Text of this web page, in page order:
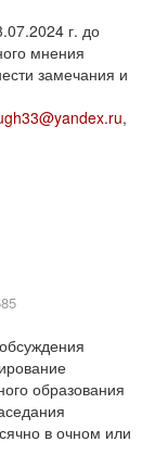
г. до
мнения
замечания и
,
образования
в очном или